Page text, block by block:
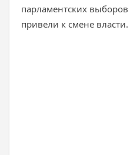
парламентских
привели к смене власти.